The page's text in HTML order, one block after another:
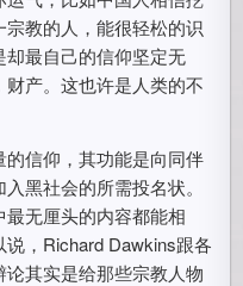
教的人，能很轻松的识
最自己的信仰坚定无
产。这也许是人类的不
信仰，其功能是向同伴
黑社会的所需投名状。
无厘头的内容都能相
，Richard Dawkins跟各
其实是给那些宗教人物